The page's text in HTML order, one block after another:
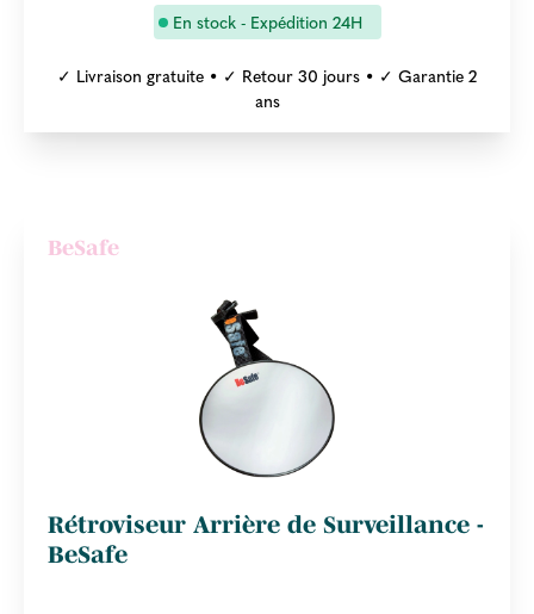
En stock - Expédition 24H
✓ Livraison gratuite • ✓ Retour 30 jours • ✓ Garantie 2
ans
BeSafe
Rétroviseur Arrière de Surveillance -
BeSafe